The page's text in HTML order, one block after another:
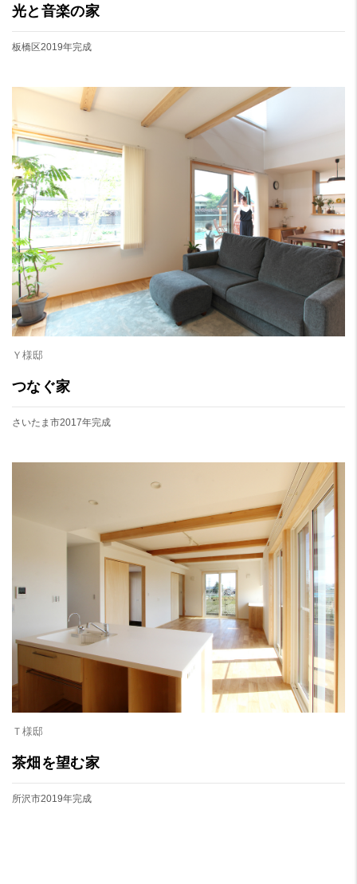
光と音楽の家
板橋区2019年完成
Ｙ様邸
つなぐ家
さいたま市2017年完成
Ｔ様邸
茶畑を望む家
所沢市2019年完成